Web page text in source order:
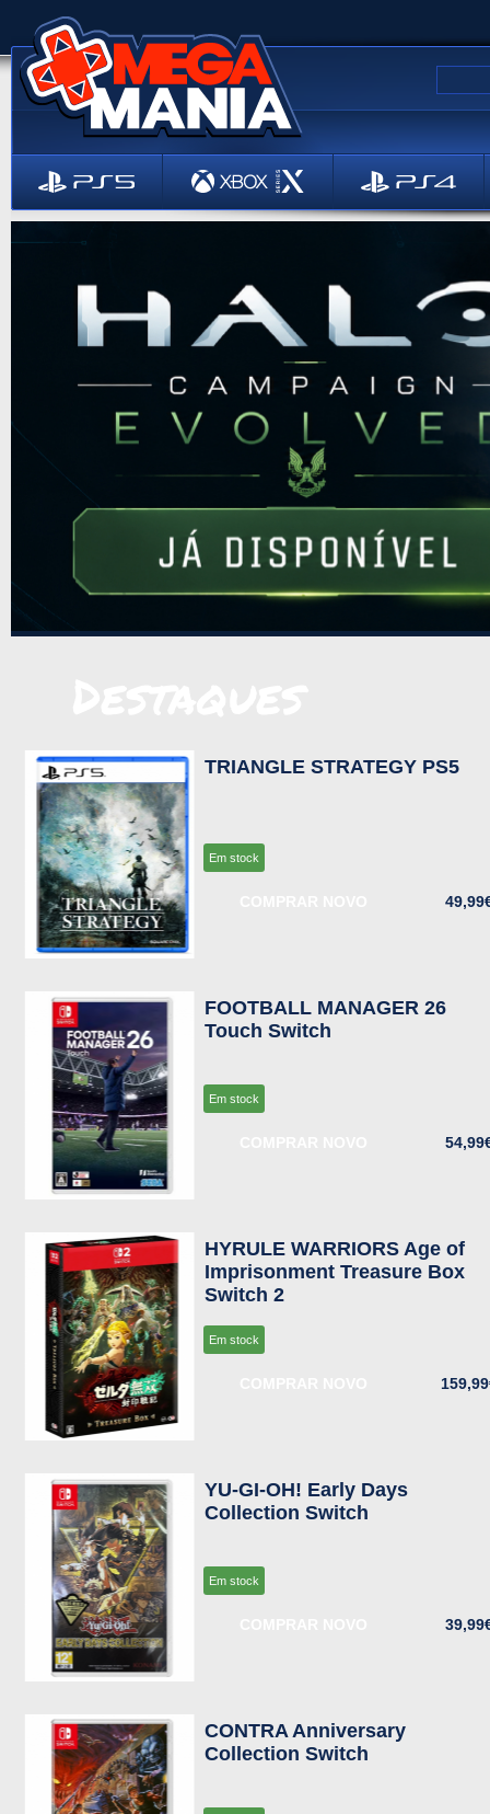
TRIANGLE STRATEGY PS5
Em stock
FOOTBALL MANAGER 26
Touch Switch
Em stock
HYRULE WARRIORS Age of
Imprisonment Treasure Box
Switch 2
Em stock
YU-GI-OH! Early Days
Collection Switch
Em stock
CONTRA Anniversary
Collection Switch